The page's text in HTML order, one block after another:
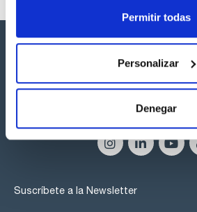
Permitir todas
Personalizar
Denegar
Síguenos:
Suscríbete a la Newsletter